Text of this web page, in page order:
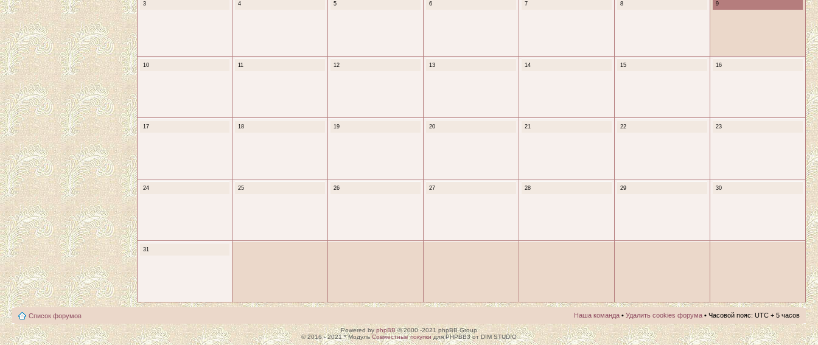
3 4 5 6 7 8 9
10 11 12 13 14 15 16
17 18 19 20 21 22 23
24 25 26 27 28 29 30
31
Список форумов Наша команда • Удалить cookies форума • Часовой пояс: UTC + 5 часов
Powered by phpBB© 2000 -2021 phpBB Group
© 2016 - 2021 * МодульСовместные покупкидля PHPBB3 от DIM STUDIO